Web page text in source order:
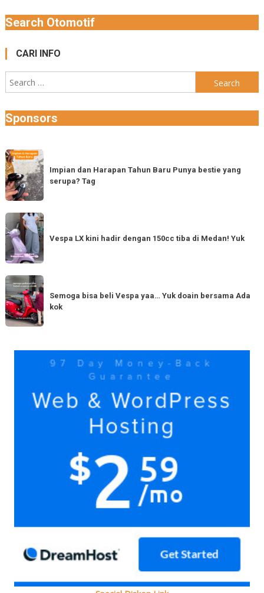
Search Otomotif
CARI INFO
Search
for:
Sponsors
Impian
dan
Harapan
Tahun
Baru
Punya
bestie
yang
Tag
Impian dan Harapan Tahun Baru Punya bestie yang
serupa? Tag
Vespa
LX
kini
hadir
dengan
150cc
tiba
di
Vespa LX kini hadir dengan 150cc tiba di Medan! Yuk
Semoga
bisa
beli
Vespa
Yuk
Semoga bisa beli Vespa yaa… Yuk doain bersama Ada
kok